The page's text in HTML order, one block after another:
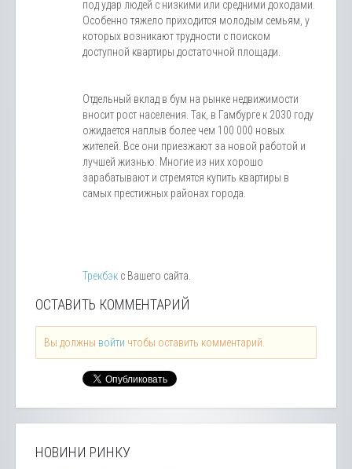
под удар людей с низкими или средними доходами.
Особенно тяжело приходится молодым семьям, у
которых возникают трудности с поиском
доступной квартиры достаточной площади.
Отдельный вклад в бум на рынке недвижимости
вносит рост населения. Так, в Гамбурге к 2030 году
ожидается наплыв более чем 100 000 новых
жителей. Все они приезжают за новой работой и
лучшей жизнью. Многие из них хорошо
зарабатывают и стремятся купить квартиры в
самых престижных районах города.
Трекбэк с Вашего сайта.
ОСТАВИТЬ КОММЕНТАРИЙ
Вы должны войти чтобы оставить комментарий.
НОВИНИ РИНКУ